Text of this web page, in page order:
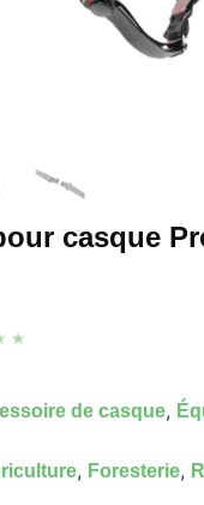
casque
★
de casque,
, Foresterie,